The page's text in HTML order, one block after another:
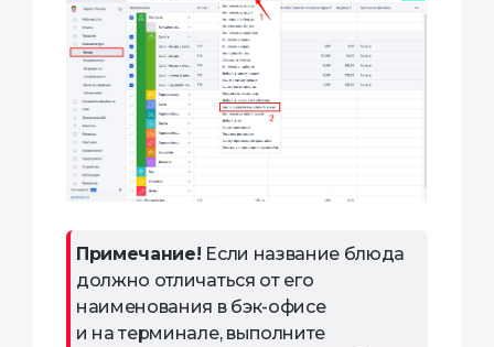
Примечание! Если название блюда
должно отличаться от его
наименования в бэк-офисе
и на терминале, выполните